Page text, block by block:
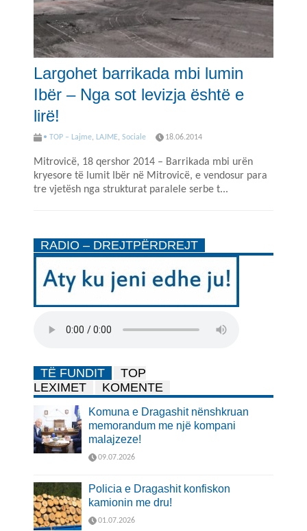
Largohet barrikada mbi lumin
Ibër – Nga sot levizja është e
lirë!
• TOP – Lajme, LAJME, Sociale 18.06.2014
Mitrovicë, 18 qershor 2014 – Barrikada mbi urën
kryesore të lumit Ibër në Mitrovicë, e vendosur para
tre vjetësh nga strukturat paralele serbe t...
RADIO – DREJTPËRDREJT
TË FUNDIT
TOP
LEXIMET
KOMENTE
Komuna e Dragashit nënshkruan
memorandum me një kompani
malajzeze!
09.07.2026
Policia e Dragashit konfiskon
kamionin me dru!
01.07.2026